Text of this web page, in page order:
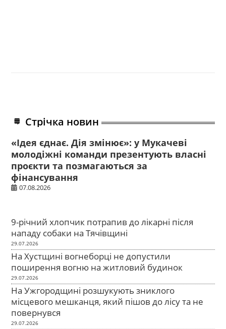
Стрічка новин
«Ідея єднає. Дія змінює»: у Мукачеві
молодіжні команди презентують власні
проєкти та позмагаються за
фінансування
07.08.2026
9-річний хлопчик потрапив до лікарні після
нападу собаки на Тячівщині
29.07.2026
На Хустщині вогнеборці не допустили
поширення вогню на житловий будинок
29.07.2026
На Ужгородщині розшукують зниклого
місцевого мешканця, який пішов до лісу та не
повернувся
29.07.2026